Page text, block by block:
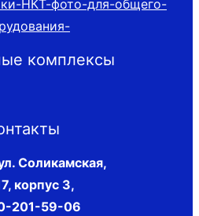
комплексы
Соликамская,
корпус 3,
201-59-06